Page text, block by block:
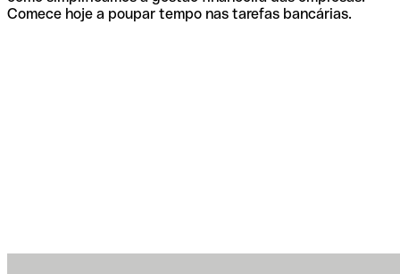
Comece hoje a poupar tempo nas tarefas bancárias.